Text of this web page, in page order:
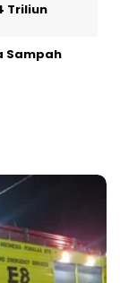
Triliun
Sampah